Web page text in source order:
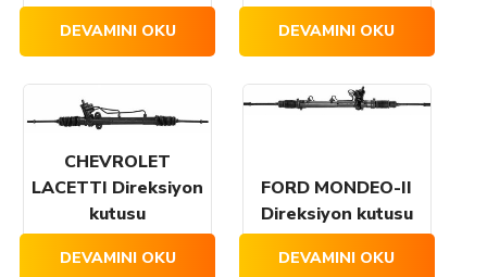
DEVAMINI OKU DEVAMINI OKU
CHEVROLET
LACETTI Direksiyon
kutusu
DEVAMINI OKU
FORD MONDEO-II
Direksiyon kutusu
DEVAMINI OKU